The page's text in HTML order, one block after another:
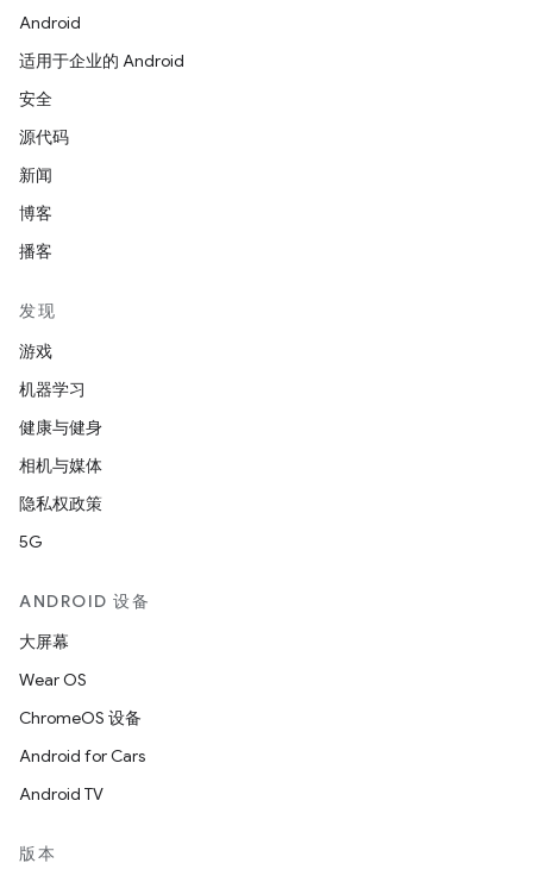
Android
适用于企业的 Android
安全
源代码
新闻
博客
播客
发现
游戏
机器学习
健康与健身
相机与媒体
隐私权政策
5G
ANDROID 设备
大屏幕
Wear OS
ChromeOS 设备
Android for Cars
Android TV
版本